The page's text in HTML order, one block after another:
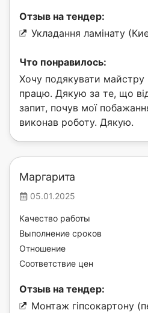
Отзыв на тендер:
Укладання ламінату
Что понравилось:
Хочу подякувати майстру
працю. Дякую за те, що
запит, почув мої
виконав роботу. Дякую.
Маргарита
05.01.2025
Качество работы
Выполнение сроков
Отношение
Соответствие цен
Отзыв на тендер:
Монтаж гіпсокартону